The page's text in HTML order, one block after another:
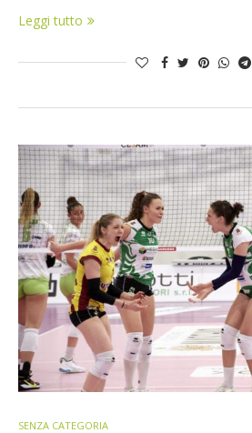
Leggi tutto
SENZA CATEGORIA